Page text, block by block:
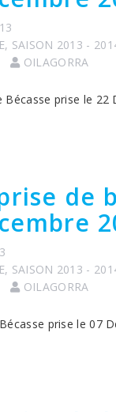
, SAISON 2013 -
OILAGORRA
Bécasse prise le 22
de
, SAISON 2013 -
OILAGORRA
prise le 07